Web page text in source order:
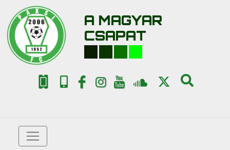
A MAGYAR
CSAPAT